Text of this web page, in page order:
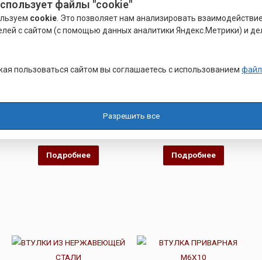
Оценка
0
из
5
Подробнее
Оценка
0
из
5
Подробнее
файлы "cookie"
cookie . Это позволяет нам анализировать
с сайтом (с помощью данных аналитики Яндекс.Метрики) и
пользоваться сайтом вы соглашаетесь с использованием
Разрешить все